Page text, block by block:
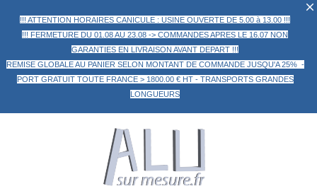
!!! ATTENTION HORAIRES CANICULE : USINE OUVERTE DE 5.00 à 13.00 !!!
!!! FERMETURE DU 01.08 AU 23.08 -> COMMANDES APRES LE 16.07 NON
GARANTIES EN LIVRAISON AVANT DEPART !!!
REMISE GLOBALE AU PANIER SELON MONTANT DE COMMANDE JUSQU'A 25% -
PORT GRATUIT TOUTE FRANCE > 1800.00 € HT - TRANSPORTS GRANDES
LONGUEURS